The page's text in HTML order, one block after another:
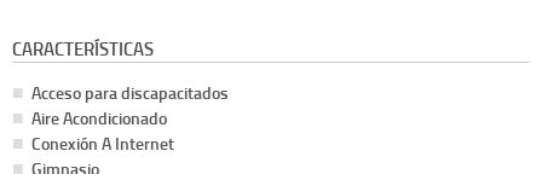
CARACTERÍSTICAS
Acceso para discapacitados
Aire Acondicionado
Conexión A Internet
Gimnasio